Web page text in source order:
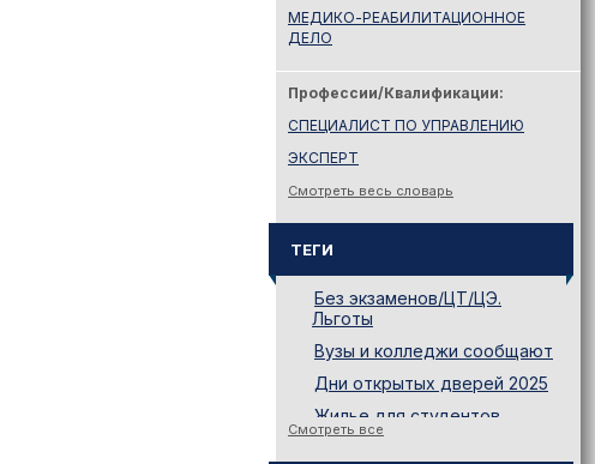
МЕДИКО-РЕАБИЛИТАЦИОННОЕ
ДЕЛО
Профессии/Квалификации:
СПЕЦИАЛИСТ ПО УПРАВЛЕНИЮ
ЭКСПЕРТ
Смотреть весь словарь
ТЕГИ
Без экзаменов/ЦТ/ЦЭ.
Льготы
Вузы и колледжи сообщают
Дни открытых дверей 2025
Жилье для студентов
Смотреть все